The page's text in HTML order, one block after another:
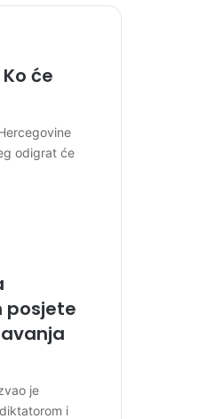
će
odigrat će
posjete
je
i